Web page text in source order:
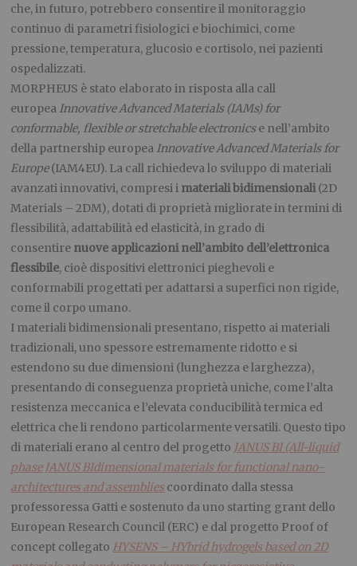
che, in futuro, potrebbero consentire il monitoraggio
continuo di parametri fisiologici e biochimici, come
pressione, temperatura, glucosio e cortisolo, nei pazienti
ospedalizzati.
MORPHEUS è stato elaborato in risposta alla call
europea Innovative Advanced Materials (IAMs) for
conformable, flexible or stretchable electronicse nell’ambito
della partnership europea Innovative Advanced Materials for
Europe(IAM4EU). La call richiedeva lo sviluppo di materiali
avanzati innovativi, compresi i materiali bidimensionali(2D
Materials – 2DM), dotati di proprietà migliorate in termini di
flessibilità, adattabilità ed elasticità, in grado di
consentire nuove applicazioni nell’ambito dell’elettronica
flessibile, cioè dispositivi elettronici pieghevoli e
conformabili progettati per adattarsi a superfici non rigide,
come il corpo umano.
I materiali bidimensionali presentano, rispetto ai materiali
tradizionali, uno spessore estremamente ridotto e si
estendono su due dimensioni (lunghezza e larghezza),
presentando di conseguenza proprietà uniche, come l’alta
resistenza meccanica e l’elevata conducibilità termica ed
elettrica che li rendono particolarmente versatili. Questo tipo
di materiali erano al centro del progetto JANUS BI (All-liquid
phase JANUS BIdimensional materials for functional nano-
architectures and assemblies coordinato dalla stessa
professoressa Gatti e sostenuto da uno starting grant dello
European Research Council (ERC) e dal progetto Proof of
concept collegato HYSENS – HYbrid hydrogels based on 2D